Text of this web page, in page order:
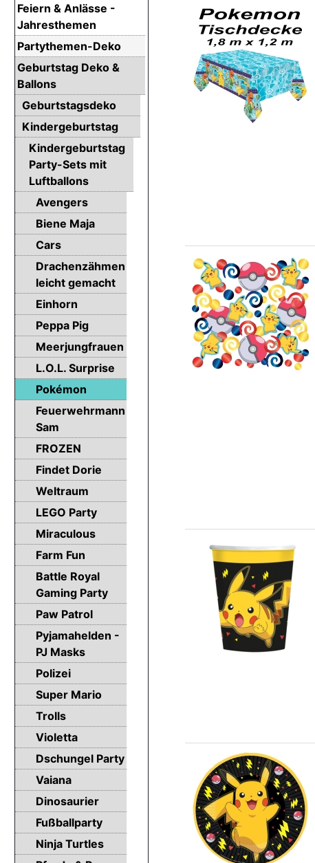
Feiern & Anlässe -
Jahresthemen
Partythemen-Deko
Geburtstag Deko &
Ballons
Geburtstagsdeko
Kindergeburtstag
Kindergeburtstag
Party-Sets mit
Luftballons
Avengers
Biene Maja
Cars
Drachenzähmen
leicht gemacht
Einhorn
Peppa Pig
Meerjungfrauen
L.O.L. Surprise
Pokémon
Feuerwehrmann
Sam
FROZEN
Findet Dorie
Weltraum
LEGO Party
Miraculous
Farm Fun
Battle Royal
Gaming Party
Paw Patrol
Pyjamahelden -
PJ Masks
Polizei
Super Mario
Trolls
Violetta
Dschungel Party
Vaiana
Dinosaurier
Fußballparty
Ninja Turtles